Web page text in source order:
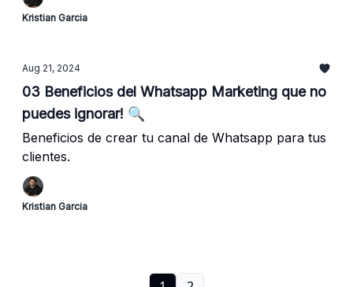
Kristian Garcia
Aug 21, 2024
03 Beneficios del Whatsapp Marketing que no
puedes ignorar! 🔍
Beneficios de crear tu canal de Whatsapp para tus
clientes.
Kristian Garcia